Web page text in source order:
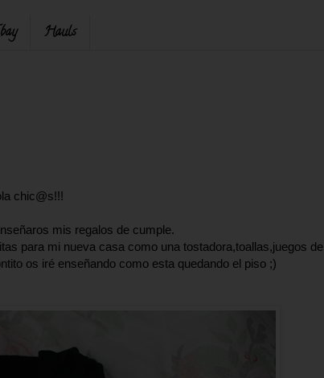
Hauls
chic@s!!!
mis regalos de cumple.
para mi nueva casa como una tostadora,toallas,juegos de
os iré enseñando como esta quedando el piso ;)